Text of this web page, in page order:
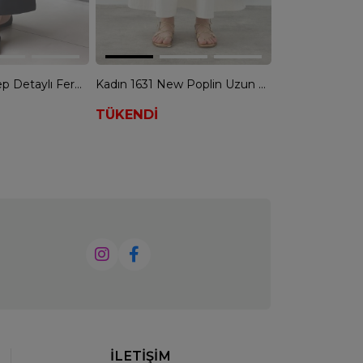
Sentez 5469 Cep Detaylı Fermuarlı Etek - SİYAH Kadın 1631 New Poplin Uzun Etek - BEYAZ
TÜKENDİ
İLETİŞİM